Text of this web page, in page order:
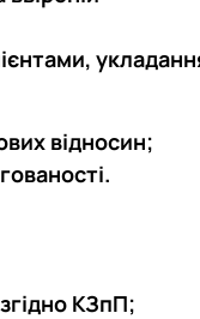
відносин;
КЗпП;